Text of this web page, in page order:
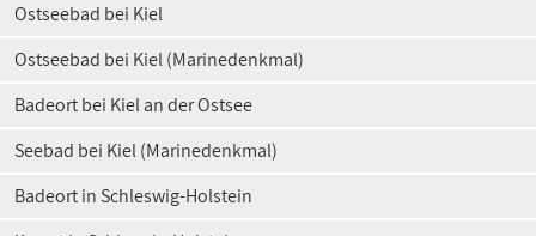
Ostseebad bei Kiel
Ostseebad bei Kiel (Marinedenkmal)
Badeort bei Kiel an der Ostsee
Seebad bei Kiel (Marinedenkmal)
Badeort in Schleswig-Holstein